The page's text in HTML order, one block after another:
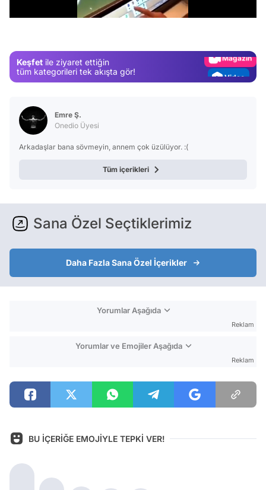
Keşfet ile ziyaret ettiğin
tüm kategorileri tek akışta gör!
Video
Emre Ş.
Onedio Üyesi
Arkadaşlar bana sövmeyin, annem çok üzülüyor. :(
Tüm içerikleri
Sana Özel Seçtiklerimiz
Daha Fazla Sana Özel İçerikler
Yorumlar Aşağıda
Reklam
Yorumlar ve Emojiler Aşağıda
Reklam
BU İÇERİĞE EMOJİYLE TEPKİ VER!